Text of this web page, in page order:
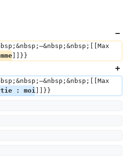
]]}}
: moi ]]}}